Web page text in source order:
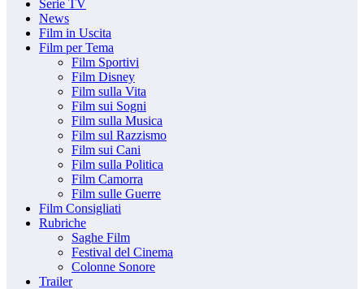
Serie TV
News
Film in Uscita
Film per Tema
Film Sportivi
Film Disney
Film sulla Vita
Film sui Sogni
Film sulla Musica
Film sul Razzismo
Film sui Cani
Film sulla Politica
Film Camorra
Film sulle Guerre
Film Consigliati
Rubriche
Saghe Film
Festival del Cinema
Colonne Sonore
Trailer